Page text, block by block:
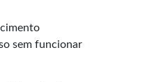
sem funcionar